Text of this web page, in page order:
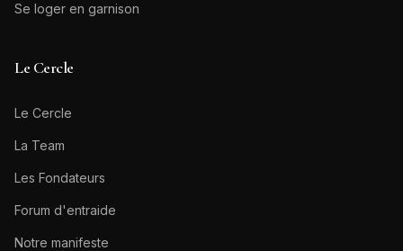
Se loger en garnison
Le Cercle
Le Cercle
La Team
Les Fondateurs
Forum d'entraide
Notre manifeste